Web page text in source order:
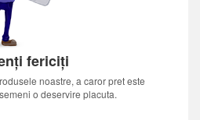
fericiți
noastre, a caror pret este
o deservire placuta.